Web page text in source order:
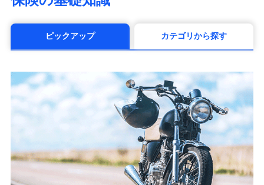
（https://neofirst.co.jp/）
life.co.jp）
太陽生命保険株式会社（https://www.taiyo-
（https://www.zurichlife.co.jp/）
東京海上日動あんしん生命保険株式会社
（https://www.tmn-anshin.co.jp/）
なないろ生命保険株式会社
（https://www.nanairolife.co.jp/）
日本生命保険相互会社
（https://www.nissay.co.jp）
はなさく生命保険株式会社
ピックアップ カテゴリから探す